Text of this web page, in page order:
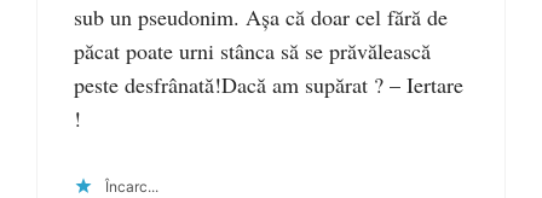
sub un pseudonim. Așa că doar cel fără de
păcat poate urni stânca să se prăvălească
peste desfrânată!Dacă am supărat ? – Iertare
!
Încarc...